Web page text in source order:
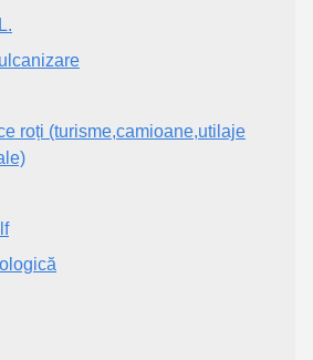
roți (turisme,camioane,utilaje